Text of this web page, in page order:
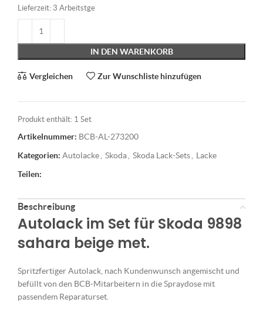
Lieferzeit: 3 Arbeitstge
IN DEN WARENKORB
Vergleichen Zur Wunschliste hinzufügen
Produkt enthält: 1 Set
Artikelnummer: BCB-AL-273200
Kategorien: Autolacke, Skoda, Skoda Lack-Sets, Lacke
Teilen:
Beschreibung
Autolack im Set für Skoda 9898
sahara beige met.
Spritzfertiger Autolack, nach Kundenwunsch angemischt und
befüllt von den BCB-Mitarbeitern in die Spraydose mit
passendem Reparaturset.